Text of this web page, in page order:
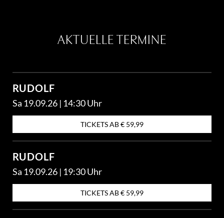
AKTUELLE TERMINE
RUDOLF
Sa 19.09.26 | 14:30 Uhr
TICKETS AB € 59,99
RUDOLF
Sa 19.09.26 | 19:30 Uhr
TICKETS AB € 59,99